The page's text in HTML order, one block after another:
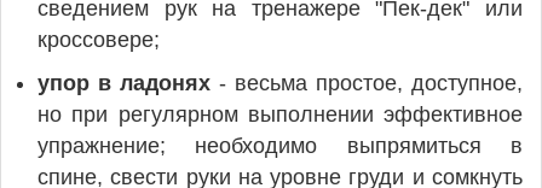
сведением рук на тренажере "Пек-дек" или
кроссовере;
упор в ладонях - весьма простое, доступное,
но при регулярном выполнении эффективное
упражнение; необходимо выпрямиться в
спине, свести руки на уровне груди и сомкнуть